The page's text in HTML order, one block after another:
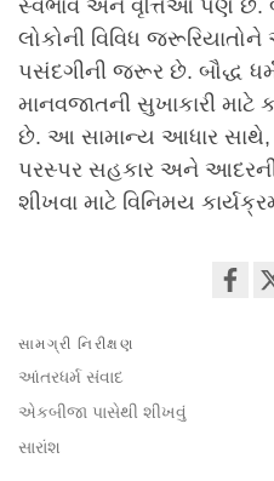
સ્વભાવ અને વૃત્તિઓ પણ છે.
લોકોની વિવિધ
પસંદગીની જરૂર છે. બૌદ્ધ
માનવજાતની સુખાકારી માટે
છે. આ સામાન્ય આધાર
પરસ્પર સહકાર અને
શીખવા માટે વિનિમય
સામગ્રી નિરીક્ષણ
આંતરધર્મ સંવાદ
એકબીજા પાસેથી શીખવું
સારાંશ